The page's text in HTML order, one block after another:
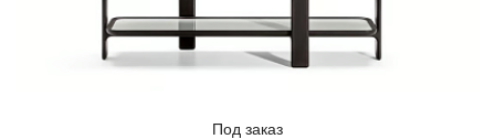
Под заказ